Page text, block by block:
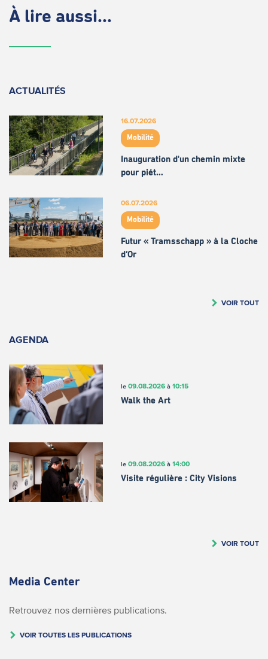
À lire aussi...
ACTUALITÉS
16.07.2026
Mobilité
Inauguration d'un chemin mixte
pour piét…
06.07.2026
Mobilité
Futur « Tramsschapp » à la Cloche
d’Or
VOIR TOUT
AGENDA
le 09.08.2026à 10:15
Walk the Art
le 09.08.2026à 14:00
Visite régulière : City Visions
VOIR TOUT
Media Center
Retrouvez nos dernières publications.
VOIR TOUTES LES PUBLICATIONS